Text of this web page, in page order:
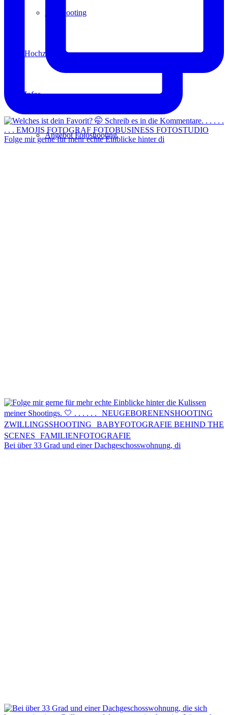
Paarshooting
Hochzeit
Infos
Angebot Fotoshooting
Folge mir gerne für mehr echte Einblicke hinter di
Bei über 33 Grad und einer Dachgeschosswohnung, di